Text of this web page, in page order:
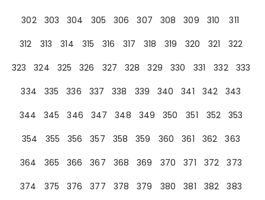
302
303 304 305 306 307 308 309 310
311
312
313 314 315 316 317 318 319 320 321
322
323
324 325 326 327 328 329 330 331 332
333
334
335 336 337 338 339 340 341 342
343
344
345 346 347 348 349 350 351 352
353
354
355 356 357 358 359 360 361 362
363
364
365 366 367 368 369 370 371 372
373
374
375 376 377 378 379 380 381 382
383